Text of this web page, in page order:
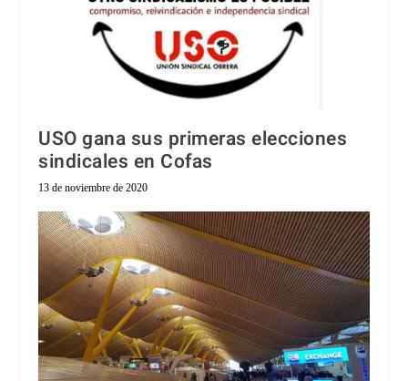
USO gana sus primeras elecciones
sindicales en Cofas
13 de noviembre de 2020